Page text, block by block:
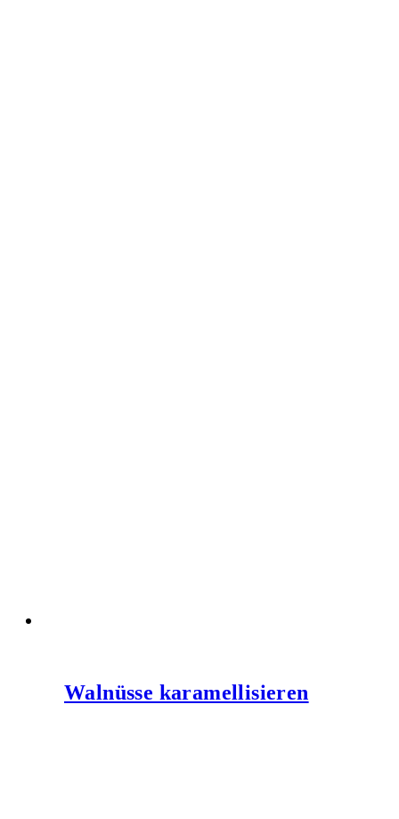
Walnüsse karamellisieren